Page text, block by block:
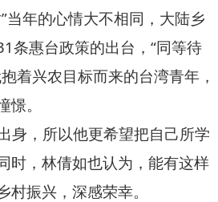
当年的心情大不相同，大陆乡
条惠台政策的出台，“同等待
着兴农目标而来的台湾青年，
。
身，所以他更希望把自己所学
时，林倩如也认为，能有这样
振兴，深感荣幸。